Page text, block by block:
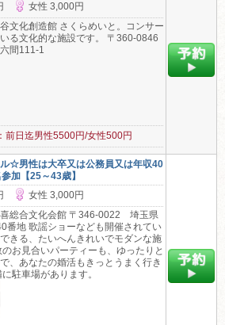
女性 3,000円
文化創造館 さくらめいと。コンサー
る文化的な施設です。 〒360-0846
間111-1
前日迄男性5500円/女性500円
☆男性は大卒又は公務員又は年収40
加【25～43歳】
女性 3,000円
総合文化会館 〒346-0022 埼玉県
番地 歌謡ショーなども開催されてい
きる、たいへんきれいでモダンな施
お見合いパーティーも、ゆったりと
、あなたの婚活もきっとうまく行き
駐車場があります。